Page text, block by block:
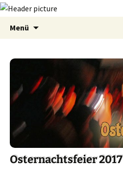
Menü
Osternachtsfeier 2017